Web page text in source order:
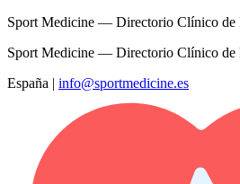
Sport Medicine — Directorio Clínico de
Sport Medicine — Directorio Clínico de
España | info@sportmedicine.es